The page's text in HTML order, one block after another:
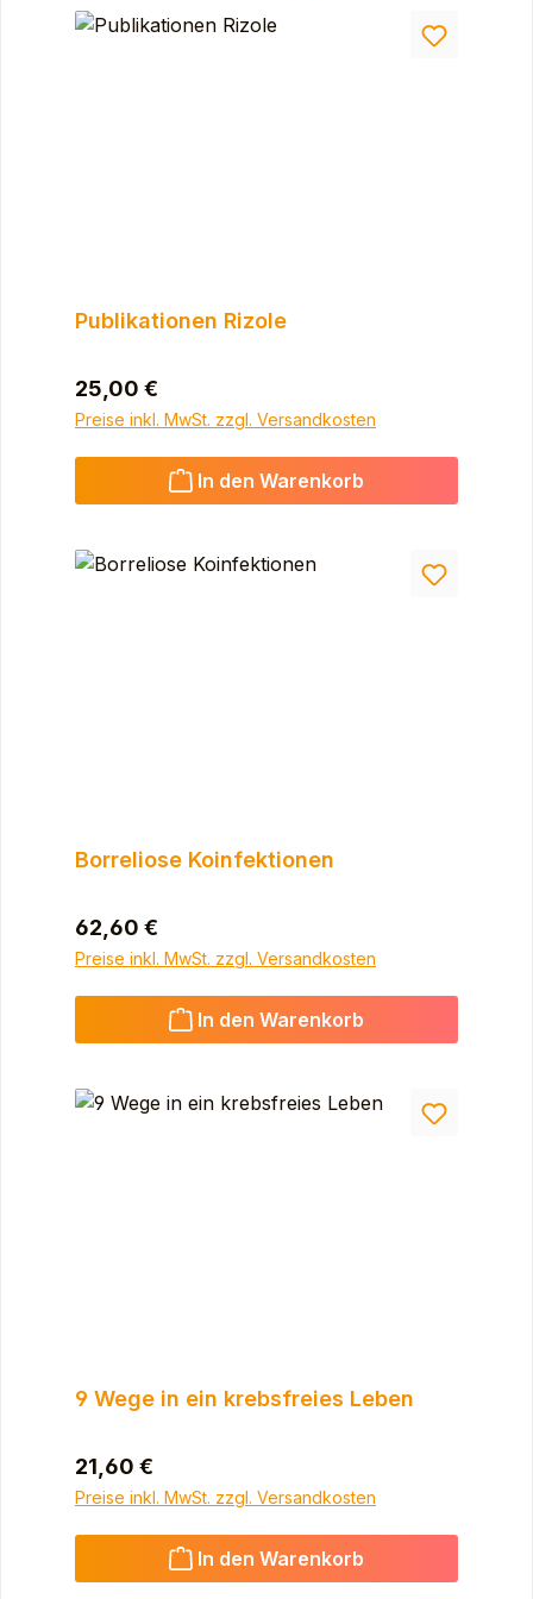
Publikationen Rizole
Regulärer Preis:
25,00 €
Preise inkl. MwSt. zzgl. Versandkosten
In den Warenkorb
Borreliose Koinfektionen
Regulärer Preis:
62,60 €
Preise inkl. MwSt. zzgl. Versandkosten
In den Warenkorb
9 Wege in ein krebsfreies Leben
Regulärer Preis:
21,60 €
Preise inkl. MwSt. zzgl. Versandkosten
In den Warenkorb